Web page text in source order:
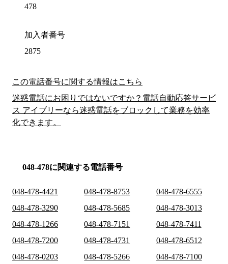
478
加入者番号
2875
この電話番号に関する情報はこちら
迷惑電話にお困りではないですか？電話自動応答サービ
ス アイブリーなら迷惑電話をブロックして業務を効率
化できます。
048-478に関連する電話番号
048-478-4421 048-478-8753
048-478-6555
048-478-3290
048-478-5685
048-478-3013
048-478-1266
048-478-7151
048-478-7411
048-478-7200
048-478-4731
048-478-6512
048-478-0203
048-478-5266 048-478-7100